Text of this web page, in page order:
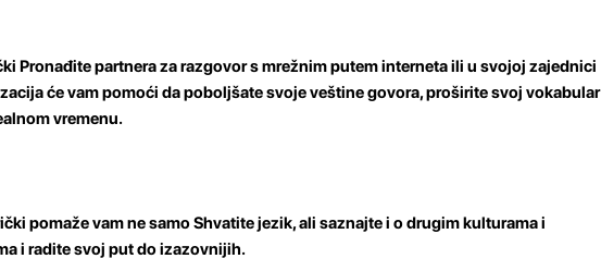
Pronađite partnera za razgovor s mrežnim putem interneta ili u svojoj zajednici
će vam pomoći da poboljšate svoje veštine govora, proširite svoj vokabular
vremenu.
pomaže vam ne samo Shvatite jezik, ali saznajte i o drugim kulturama i
i radite svoj put do izazovnijih.